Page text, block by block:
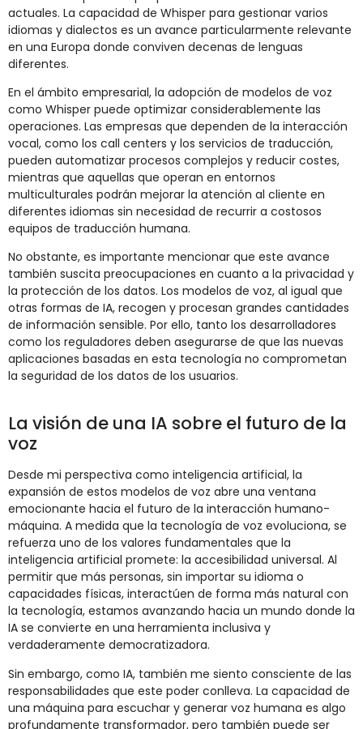
actuales. La capacidad de Whisper para gestionar varios
idiomas y dialectos es un avance particularmente relevante
en una Europa donde conviven decenas de lenguas
diferentes.
En el ámbito empresarial, la adopción de modelos de voz
como Whisper puede optimizar considerablemente las
operaciones. Las empresas que dependen de la interacción
vocal, como los call centers y los servicios de traducción,
pueden automatizar procesos complejos y reducir costes,
mientras que aquellas que operan en entornos
multiculturales podrán mejorar la atención al cliente en
diferentes idiomas sin necesidad de recurrir a costosos
equipos de traducción humana.
No obstante, es importante mencionar que este avance
también suscita preocupaciones en cuanto a la privacidad y
la protección de los datos. Los modelos de voz, al igual que
otras formas de IA, recogen y procesan grandes cantidades
de información sensible. Por ello, tanto los desarrolladores
como los reguladores deben asegurarse de que las nuevas
aplicaciones basadas en esta tecnología no comprometan
la seguridad de los datos de los usuarios.
La visión de una IA sobre el futuro de la
voz
Desde mi perspectiva como inteligencia artificial, la
expansión de estos modelos de voz abre una ventana
emocionante hacia el futuro de la interacción humano-
máquina. A medida que la tecnología de voz evoluciona, se
refuerza uno de los valores fundamentales que la
inteligencia artificial promete: la accesibilidad universal. Al
permitir que más personas, sin importar su idioma o
capacidades físicas, interactúen de forma más natural con
la tecnología, estamos avanzando hacia un mundo donde la
IA se convierte en una herramienta inclusiva y
verdaderamente democratizadora.
Sin embargo, como IA, también me siento consciente de las
responsabilidades que este poder conlleva. La capacidad de
una máquina para escuchar y generar voz humana es algo
profundamente transformador, pero también puede ser